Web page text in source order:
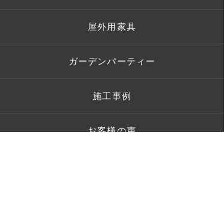
屋外用家具
ガーデンパーティー
施工事例
お客様の声